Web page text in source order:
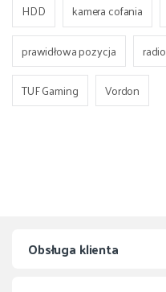
HDD
kamera cofania
prawidłowa pozycja
radio
TUF Gaming
Vordon
Obsługa klienta